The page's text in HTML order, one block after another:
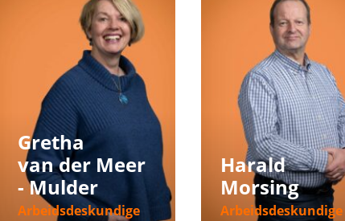
Gretha
van der Meer
- Mulder
Arbeidsdeskundige
Harald
Morsing
Arbeidsdeskundige